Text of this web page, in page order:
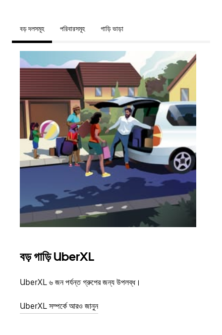
বড় দলসমূহ পরিবারসমূহ গাড়ি ভাড়া
বড় গাড়ি UberXL
UberXL ৬ জন পর্যন্ত গ্রুপের জন্য উপলব্ধ।
UberXL সম্পর্কে আরও জানুন